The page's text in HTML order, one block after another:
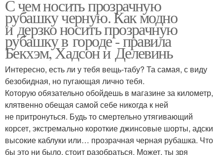
С чем носить прозрачную
рубашку черную. Как модно
и дерзко носить прозрачную
рубашку в городе - правила
Бекхэм, Хадсон и Делевинь
Интересно, есть ли у тебя вещь-табу? Та самая, с виду
безобидная, но пугающая лично тебя.
Которую обязательно обойдешь в магазине за километр,
клятвенно обещая самой себе никогда к ней
не притронуться. Будь то смертельно утягивающий
корсет, экстремально короткие джинсовые шорты, адски
высокие каблуки или… прозрачная черная рубашка. Что
бы это ни было, стоит разобраться. Может, ты зря